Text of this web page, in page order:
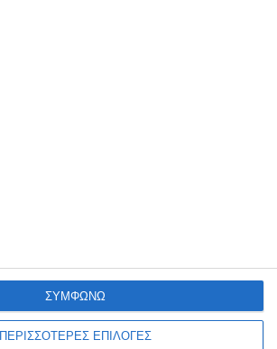
ΠΕΡΙΣΣΟΤΕΡΕΣ ΕΠΙΛΟΓΕΣ
ΣΥΜΦΩΝΩ